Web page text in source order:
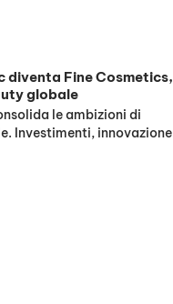
diventa Fine Cosmetics,
globale
le ambizioni di
Investimenti, innovazione